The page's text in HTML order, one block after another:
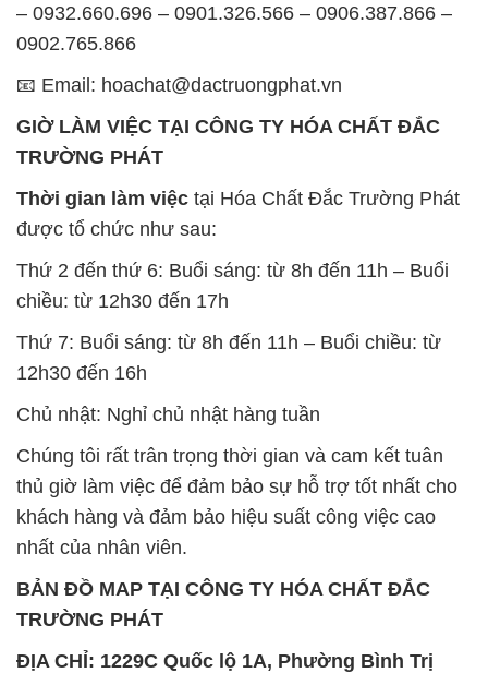
– 0932.660.696 – 0901.326.566 – 0906.387.866 –
0902.765.866
📧 Email: hoachat@dactruongphat.vn
GIỜ LÀM VIỆC TẠI CÔNG TY HÓA CHẤT ĐẮC
TRƯỜNG PHÁT
Thời gian làm việc tại Hóa Chất Đắc Trường Phát
được tổ chức như sau:
Thứ 2 đến thứ 6: Buổi sáng: từ 8h đến 11h – Buổi
chiều: từ 12h30 đến 17h
Thứ 7: Buổi sáng: từ 8h đến 11h – Buổi chiều: từ
12h30 đến 16h
Chủ nhật: Nghỉ chủ nhật hàng tuần
Chúng tôi rất trân trọng thời gian và cam kết tuân
thủ giờ làm việc để đảm bảo sự hỗ trợ tốt nhất cho
khách hàng và đảm bảo hiệu suất công việc cao
nhất của nhân viên.
BẢN ĐỒ MAP TẠI CÔNG TY HÓA CHẤT ĐẮC
TRƯỜNG PHÁT
ĐỊA CHỈ: 1229C Quốc lộ 1A, Phường Bình Trị